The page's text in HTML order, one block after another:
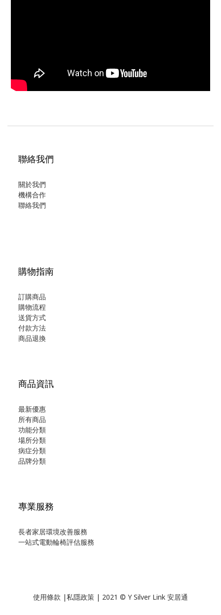
聯絡我們
關於我們
機構合作
聯絡我們
購物指南
訂購商品
購物流程
送貨方式
付款方法
商品退換
商品資訊
最新優惠
所有商品
功能分類
場所分類
病症分類
品牌分類
專業服務
長者家居環境改善服務
一站式電動輪椅評估服務
使用條款 |私隱政策 | 2021 © Y Silver Link 安居通